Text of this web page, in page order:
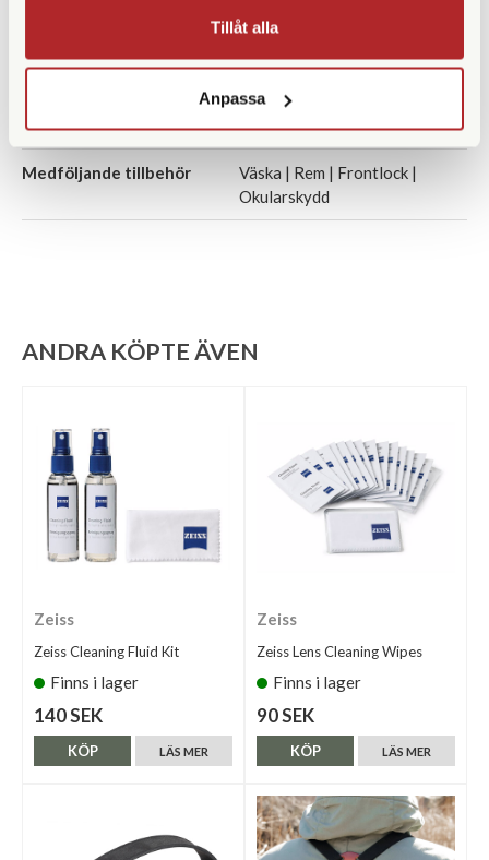
Tillåt alla
Anpassa
128
Garanti 30 år
Medföljande tillbehör
Väska | Rem | Frontlock |
Okularskydd
ANDRA KÖPTE ÄVEN
Zeiss
Zeiss Cleaning Fluid Kit
Finns i lager
140 SEK
LÄS MER
KÖP
Zeiss
Zeiss Lens Cleaning Wipes
Finns i lager
90 SEK
LÄS MER
KÖP